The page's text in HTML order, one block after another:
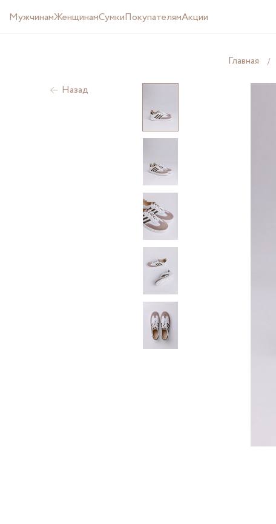
МужчинамЖенщинамCумкиПокупателямАкции
Главная
Назад